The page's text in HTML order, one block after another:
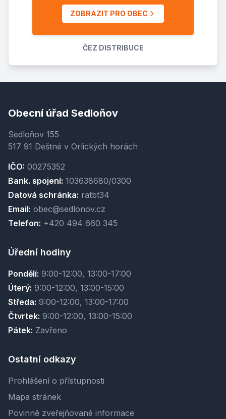
ZOBRAZIT PRO OBEC
ČEZ DISTRIBUCE
Obecní úřad Sedloňov
Sedloňov 155
517 91 Deštné v Orlických horách
IČO: 00275352
Bank. spojení: 103638680/0300
Datová schránka: ratbt34
Email: obec@sedlonov.cz
Telefon: +420 494 660 345
Úřední hodiny
Pondělí: 9:00-12:00, 13:00-17:00
Úterý: 9:00-12:00, 13:00-15:00
Středa: 9:00-12:00, 13:00-17:00
Čtvrtek: 9:00-12:00, 13:00-15:00
Pátek: Zavřeno
Ostatní odkazy
Prohlášení o přístupnosti
Mapa stránek
Povinně zveřejňované informace